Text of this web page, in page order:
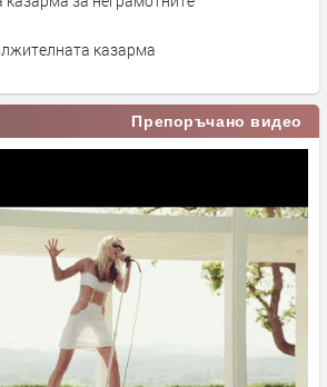
казарма
Препоръчано видео